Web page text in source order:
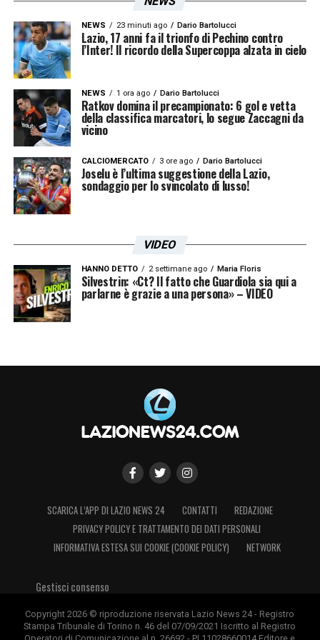
Contatti avviati tra la Lazio e Fabio
Pisacane
L’interesse romano è concreto e si è già
tradotto in azioni tangibili. Secondo da
Sport, si sono registrati i primi contatti tra
l’entourage diFabio Pisacane e il club
capitolino.
LA PLAYLIST DELLE NOSTRE TOP NEWS
NEWS 23 minuti ago Dario Bartolucci
Lazio, 17 anni fa il trionfo di Pechino contro
l’Inter! Il ricordo della Supercoppa alzata in cielo
NEWS 1 ora ago Dario Bartolucci
Ratkov domina il precampionato: 6 gol e vetta
della classifica marcatori, lo segue Zaccagni da
vicino
CALCIOMERCATO 3 ore ago Dario Bartolucci
Joselu è l’ultima suggestione della Lazio,
sondaggio per lo svincolato di lusso!
VIDEO
HANNO DETTO 2 settimane ago Maria Floris
Silvestrin: «Ct? Il fatto che Guardiola sia qui a
parlarne è grazie a una persona» – VIDEO
SCARICA L’APP DI LAZIO NEWS 24 CONTATTI
REDAZIONE
PRIVACY POLICY E TRATTAMENTO DEI DATI PERSONALI
INFORMATIVA ESTESA SUI COOKIE (COOKIE POLICY)
NETWORK
Gestisci consenso
Copyright 2026 © riproduzione riservata Lazio News 24 - Registro
Stampa Tribunale di Torino n. 46 del 07/09/2021 Iscritto al Registro